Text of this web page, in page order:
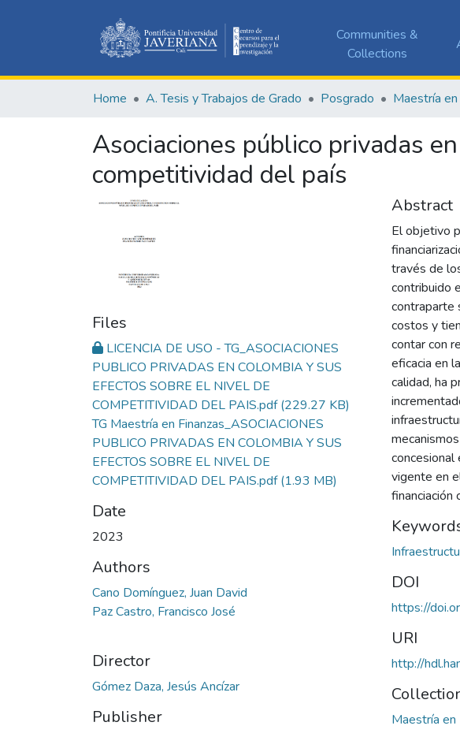
Communities &
Collections
Home A. Tesis y Trabajos de Grado Posgrado Maestría en
Asociaciones público privadas
competitividad del país
Files
LICENCIA DE USO - TG_ASOCIACIONES
PUBLICO PRIVADAS EN COLOMBIA Y SUS
EFECTOS SOBRE EL NIVEL DE
COMPETITIVIDAD DEL PAIS.pdf(229.27 KB)
TG Maestría en Finanzas_ASOCIACIONES
PUBLICO PRIVADAS EN COLOMBIA Y SUS
EFECTOS SOBRE EL NIVEL DE
COMPETITIVIDAD DEL PAIS.pdf(1.93 MB)
Date
2023
Authors
Cano Domínguez, Juan David
Paz Castro, Francisco José
Director
Gómez Daza, Jesús Ancízar
Publisher
Abstract
El objetivo
través de
contribuido
contraparte
costos y
contar con
eficacia en
calidad, ha
concesional
vigente en
financiación
DOI
https://
URI
http://
Maestría en